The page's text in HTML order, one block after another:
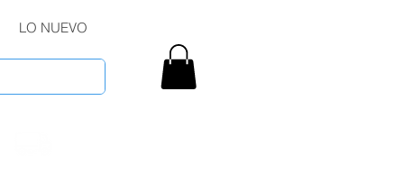
LO NUEVO